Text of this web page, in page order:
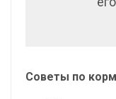
Советы по